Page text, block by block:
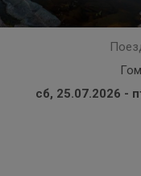
сб, 25.07.2026 -